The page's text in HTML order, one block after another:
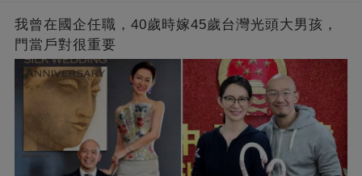
我曾在國企任職，40歲時嫁45歲台灣光頭大男孩，
門當戶對很重要